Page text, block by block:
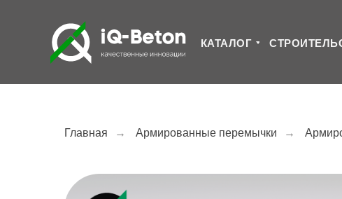
КАТАЛОГ
Главная → Армированные перемычки →